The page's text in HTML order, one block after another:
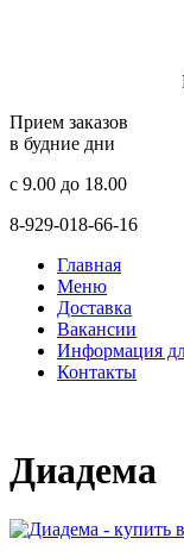
Прием заказов
в будние дни
c 9.00 до 18.00
8-929-018-66-16
Главная
Меню
Доставка
Вакансии
Информация
Контакты
Диадема